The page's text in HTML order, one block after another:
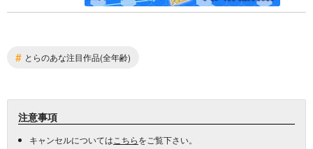
# とらのあな注目作品(全年齢)
注意事項
キャンセルについては こちらをご覧下さい。